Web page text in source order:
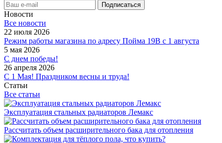
Новости
Все новости
22 июля 2026
Режим работы магазина по адресу Пойма 19В с 1 августа
5 мая 2026
С днем победы!
26 апреля 2026
С 1 Мая! Праздником весны и труда!
Статьи
Все статьи
Эксплуатация стальных радиаторов Лемакс
Рассчитать объем расширительного бака для отопления